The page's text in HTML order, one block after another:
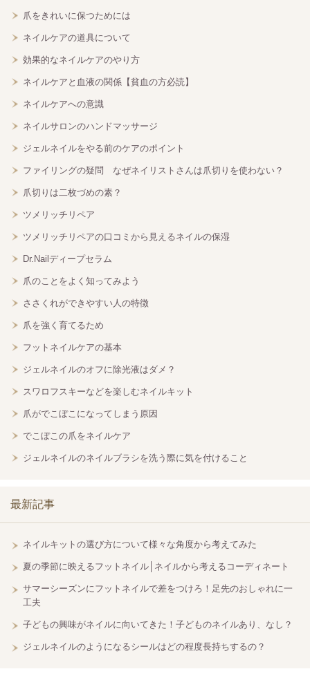
爪をきれいに保つためには
ネイルケアの道具について
効果的なネイルケアのやり方
ネイルケアと血液の関係【貧血の方必読】
ネイルケアへの意識
ネイルサロンのハンドマッサージ
ジェルネイルをやる前のケアのポイント
ファイリングの疑問 なぜネイリストさんは爪切りを使わない？
爪切りは二枚づめの素？
ツメリッチリペア
ツメリッチリペアの口コミから見えるネイルの保湿
Dr.Nailディープセラム
爪のことをよく知ってみよう
ささくれができやすい人の特徴
爪を強く育てるため
フットネイルケアの基本
ジェルネイルのオフに除光液はダメ？
スワロフスキーなどを楽しむネイルキット
爪がでこぼこになってしまう原因
でこぼこの爪をネイルケア
ジェルネイルのネイルブラシを洗う際に気を付けること
最新記事
ネイルキットの選び方について様々な角度から考えてみた
夏の季節に映えるフットネイル│ネイルから考えるコーディネート
サマーシーズンにフットネイルで差をつけろ！足先のおしゃれに一
工夫
子どもの興味がネイルに向いてきた！子どものネイルあり、なし？
ジェルネイルのようになるシールはどの程度長持ちするの？